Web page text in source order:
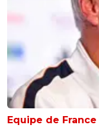
Equipe de France